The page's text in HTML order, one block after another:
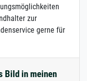
zur
gerne für
Bild in meinen